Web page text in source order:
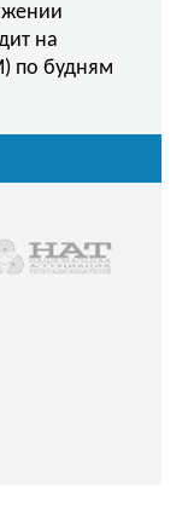
на
по будням